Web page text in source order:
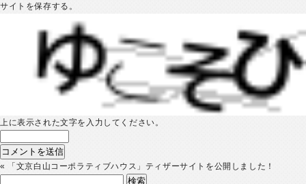
サイトを保存する。
上に表示された文字を入力してください。
«
「文京白山コーポラティブハウス」ティザーサイトを公開しました！
検